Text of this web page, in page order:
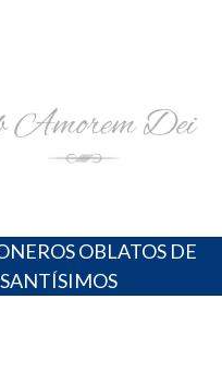
Marianas,
OBLATOS DE